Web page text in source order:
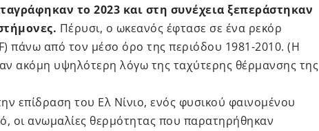
το 2023 και στη συνέχεια ξεπεράστηκαν
Πέρυσι, ο ωκεανός έφτασε σε ένα ρεκόρ
πάνω από τον μέσο όρο της περιόδου 1981-2010. (Η
ακόμη υψηλότερη λόγω της ταχύτερης θέρμανσης της
επίδραση του Ελ Νίνιο, ενός φυσικού φαινομένου
οι ανωμαλίες θερμότητας που παρατηρήθηκαν